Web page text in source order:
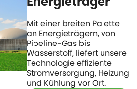
Energieträger
Mit einer breiten Palette
an Energieträgern, von
Pipeline-Gas bis
Wasserstoff, liefert unsere
Technologie effiziente
Stromversorgung, Heizung
und Kühlung vor Ort.